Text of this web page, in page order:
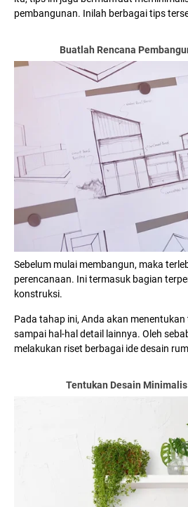
pembangunan. Inilah berbagai tips
Buatlah Rencana
Sebelum mulai membangun, maka
perencanaan. Ini termasuk bagian
konstruksi.
Pada tahap ini, Anda akan
sampai hal-hal detail lainnya. Oleh
melakukan riset berbagai ide desain
Tentukan Desain